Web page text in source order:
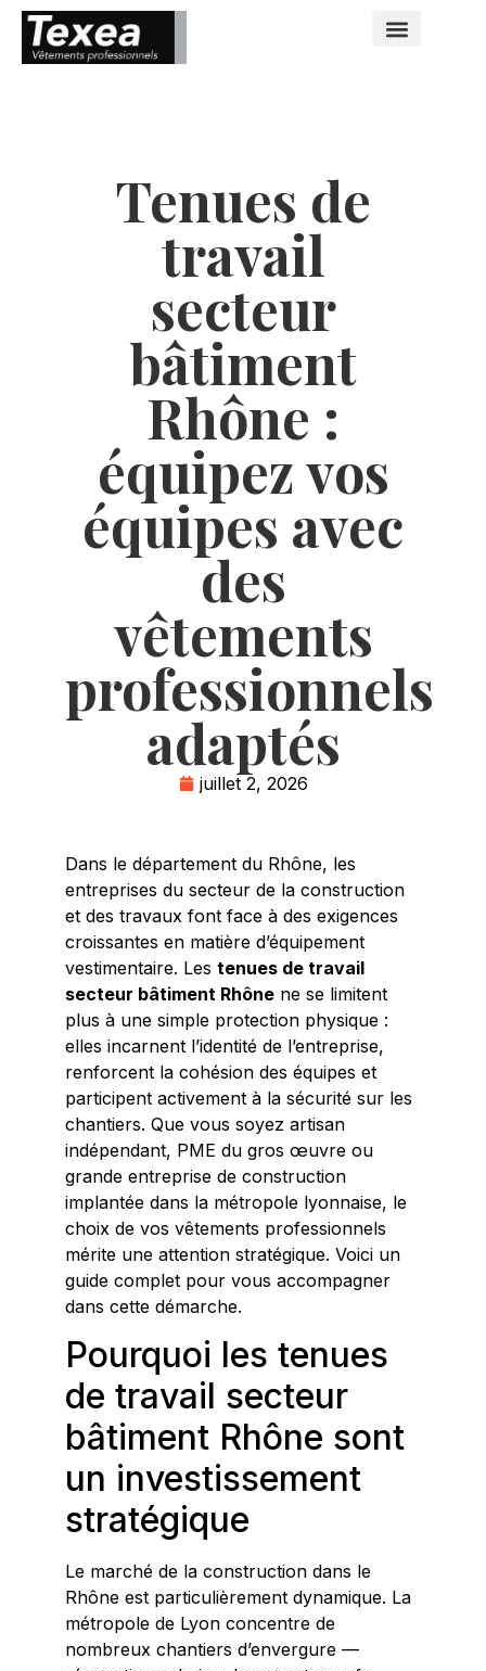
Tenues de
travail
secteur
bâtiment
Rhône :
équipez vos
équipes avec
des
vêtements
professionnels
adaptés
juillet 2, 2026
Dans le département du Rhône, les
entreprises du secteur de la construction
et des travaux font face à des exigences
croissantes en matière d’équipement
vestimentaire. Les tenues de travail
secteur bâtiment Rhône ne se limitent
plus à une simple protection physique :
elles incarnent l’identité de l’entreprise,
renforcent la cohésion des équipes et
participent activement à la sécurité sur les
chantiers. Que vous soyez artisan
indépendant, PME du gros œuvre ou
grande entreprise de construction
implantée dans la métropole lyonnaise, le
choix de vos vêtements professionnels
mérite une attention stratégique. Voici un
guide complet pour vous accompagner
dans cette démarche.
Pourquoi les tenues
de travail secteur
bâtiment Rhône sont
un investissement
stratégique
Le marché de la construction dans le
Rhône est particulièrement dynamique. La
métropole de Lyon concentre de
nombreux chantiers d’envergure —